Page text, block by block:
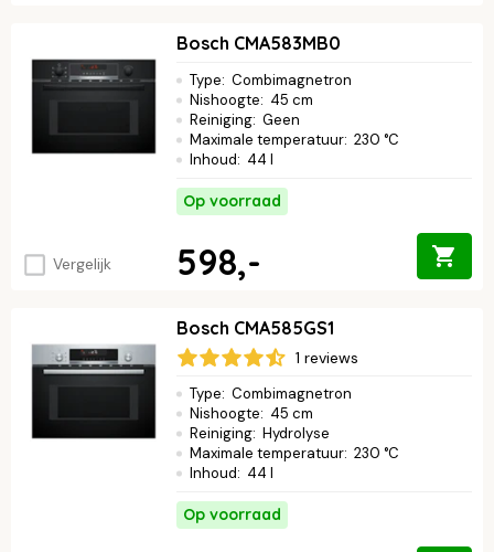
Vergelijk
Bosch CMA583MB0
Type: Combimagnetron
Nishoogte: 45 cm
Reiniging: Geen
Maximale temperatuur: 230 °C
Inhoud: 44 l
Op voorraad
598,-
Bosch CMA585GS1
1 reviews
Type: Combimagnetron
Nishoogte: 45 cm
Reiniging: Hydrolyse
Maximale temperatuur: 230 °C
Inhoud: 44 l
Op voorraad